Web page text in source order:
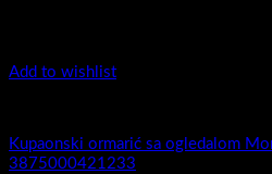
Add to wishlist
Kupaonski ormarić sa ogledalom
3875000421233